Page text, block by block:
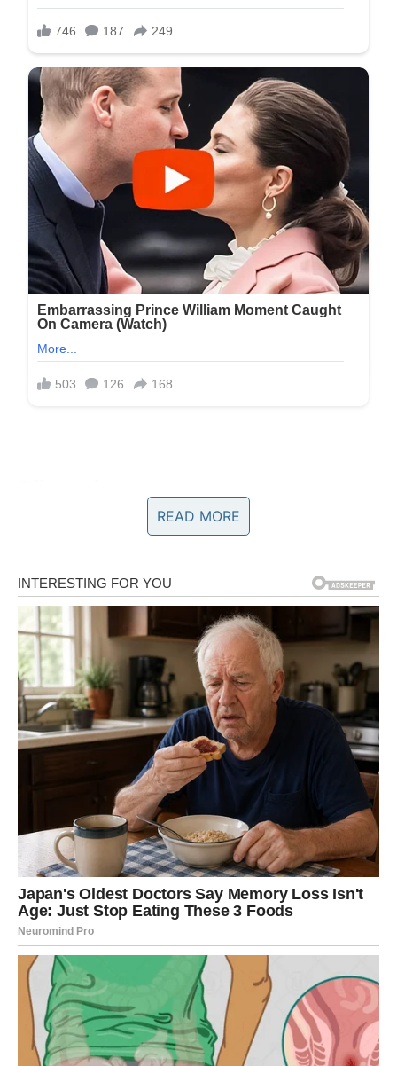
Za Blizance sledeća sedmica donosi mnogo komunikacije
koji vas navode da razmišljate o novim planovima.
Na poslovnom planu mogu se pojaviti prilike koje dolaze
iznenada. Važno je da budete otvoreni za nove ideje i
saradnje.
U ljubavi može doći do susreta sa osobom iz prošlosti ili
zanimljivog poznanstva koje budi radoznalost. Blizanci
koji su u vezi mogu rešiti nesporazume kroz iskren
Rak
Rakovi ulaze u veoma emotivnu sedmicu. U narednim
danima mogli biste razmišljati o odnosima i ljudima koji
imaju posebno mesto u vašem životu.
Na poslovnom planu mogu se pojaviti prilike koje donose
stabilnost ili podršku od osobe koja veruje u vaše
sposobnosti.
READ MORE